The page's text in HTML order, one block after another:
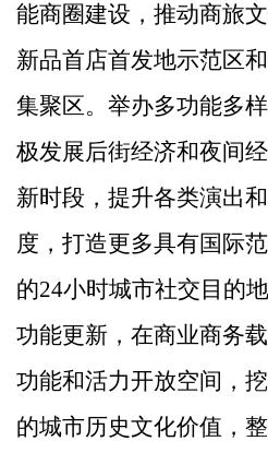
能商圈建设，推动商旅
新品首店首发地示范区
集聚区。举办多功能多
极发展后街经济和夜间
新时段，提升各类演出
度，打造更多具有国际
的24小时城市社交目的
功能更新，在商业商务
功能和活力开放空间 ，
的城市历史文化价值，